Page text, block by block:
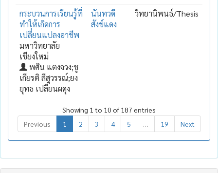
กระบวนการเรียนรู้ที่
ทำให้เกิดการ
เปลี่ยนแปลงอาชีพ
มหาวิทยาลัย
เชียงใหม่
พศิน แตงจวง;ชู
เกียรติ ลีสุวรรณ์;ยง
ยุทธ เปลี่ยนผดุง
นันทวดี
สังข์แดง
วิทยานิพนธ์/Thesis
Showing 1 to 10 of 187 entries
Previous
1 2 3 4 5 19 Next